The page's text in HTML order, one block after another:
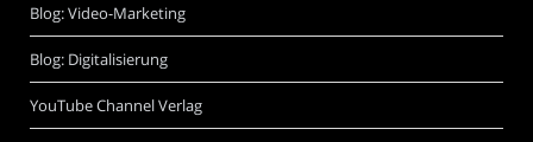
Blog: Video-Marketing
Blog: Digitalisierung
YouTube Channel Verlag